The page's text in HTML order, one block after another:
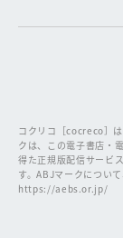
コクリコ［cocreco］
クは、この電子書店・
得た正規版配信サービ
す。ABJマークについ
https://aebs.or.jp/